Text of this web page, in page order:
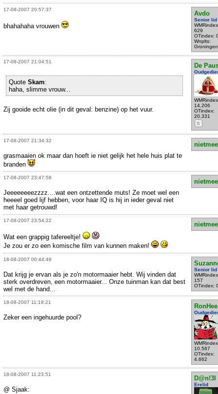
17-08-2007 20:57:37
Avdo
Senior lid
629
OTindex:
Wnplts:
Groningen
bhahahaha vrouwen
17-08-2007 21:04:51
De
14.206
OTindex:
20.331
S
Quote Skam:
haha, slimme vrouw...
Zij gooide echt olie (in dit geval: benzine) op het vuur.
17-08-2007 21:34:32
grasmaaien ok maar dan hoeft ie niet gelijk het hele huis plat te
branden
17-08-2007 23:47:58
Jeeeeeeeezzzz....wat een ontzettende muts! Ze moet wel een
heeeel goed lijf hebben, voor haar IQ is hij in ieder geval niet
met haar getrouwd!
17-08-2007 23:54:22
Wat een grappig tafereeltje!
Je zou er zo een komische film van kunnen maken!
18-08-2007 00:44:49
Senior lid
157
OTindex:
Dat krijg je ervan als je zo'n motormaaier hebt. Wij vinden dat
sterk overdreven, een motormaaier... Onze tuinman kan dat best
wel met de hand...
18-08-2007 11:19:21
RonHee
10.567
OTindex:
4.662
Zeker een ingehuurde pool?
18-08-2007 11:23:51
D@n!3l
Erelid
@ Sjaak: